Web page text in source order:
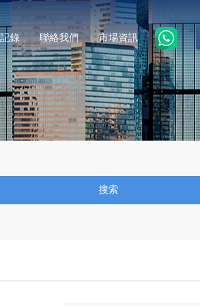
錄 聯絡我們 市場資訊
搜索